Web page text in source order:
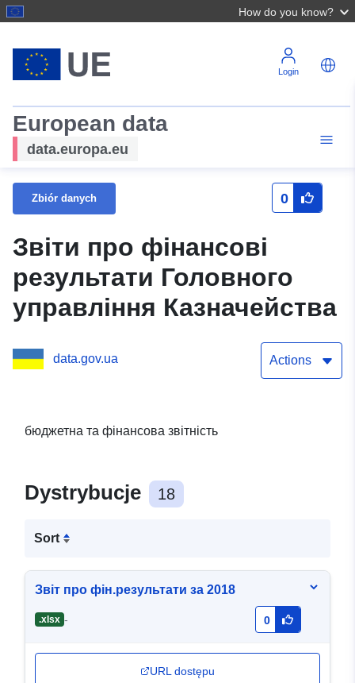
How do you know?
Login
European data
data.europa.eu
Zbiór danych 0
Звіти про фінансові
результати Головного
управління Казначейства
data.gov.ua Actions
бюджетна та фінансова звітність
Dystrybucje 18
Sort
Звіт про фін.результати за 2018
.xlsx - 0
URL dostępu